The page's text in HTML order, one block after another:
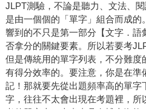
JLPT測驗，不論是聽力、文法、
是由一個個的「單字」組合而成
響到的不只是第一部分【文字．語
否拿分的關鍵要素。所以若要考
但是傳統用的單字列表，不分難度
有得分效率的。要注意，你是在準
記！那就要先從出題頻率高的單
字，往往不太會出現在考題裡，所